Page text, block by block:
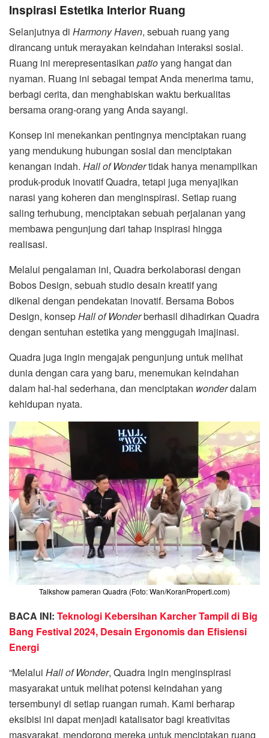
Inspirasi Estetika Interior Ruang
Selanjutnya di Harmony Haven, sebuah ruang yang
dirancang untuk merayakan keindahan interaksi sosial.
Ruang ini merepresentasikan patioyang hangat dan
nyaman. Ruang ini sebagai tempat Anda menerima tamu,
berbagi cerita, dan menghabiskan waktu berkualitas
bersama orang-orang yang Anda sayangi.
Konsep ini menekankan pentingnya menciptakan ruang
yang mendukung hubungan sosial dan menciptakan
kenangan indah. Hall of Wondertidak hanya menampilkan
produk-produk inovatif Quadra, tetapi juga menyajikan
narasi yang koheren dan menginspirasi. Setiap ruang
saling terhubung, menciptakan sebuah perjalanan yang
membawa pengunjung dari tahap inspirasi hingga
realisasi.
Melalui pengalaman ini, Quadra berkolaborasi dengan
Bobos Design, sebuah studio desain kreatif yang
dikenal dengan pendekatan inovatif. Bersama Bobos
Design, konsepHall of Wonderberhasil dihadirkan Quadra
dengan sentuhan estetika yang menggugah imajinasi.
Quadra juga ingin mengajak pengunjung untuk melihat
dunia dengan cara yang baru, menemukan keindahan
dalam hal-hal sederhana, dan menciptakan wonderdalam
kehidupan nyata.
Talkshow pameran Quadra (Foto: Wan/KoranProperti.com)
BACA INI: Teknologi Kebersihan Karcher Tampil di Big
Bang Festival 2024, Desain Ergonomis dan Efisiensi
Energi
“Melalui Hall of Wonder, Quadra ingin menginspirasi
masyarakat untuk melihat potensi keindahan yang
tersembunyi di setiap ruangan rumah. Kami berharap
eksibisi ini dapat menjadi katalisator bagi kreativitas
masyarakat, mendorong mereka untuk menciptakan ruang